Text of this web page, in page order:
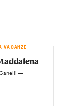
VACANZE
—